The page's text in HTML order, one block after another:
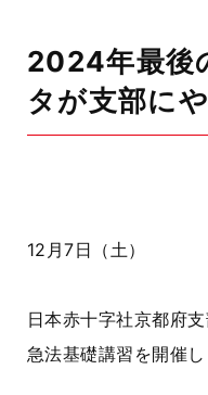
2024年最後
タが支部に
12月7日（土）
日本赤十字社京都府
急法基礎講習を開催し